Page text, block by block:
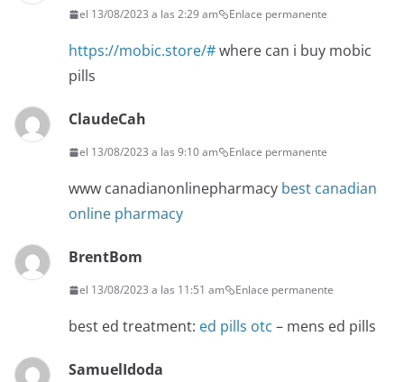
el 13/08/2023 a las 2:29 am Enlace permanente
https://mobic.store/#where can i buy mobic
pills
ClaudeCah
el 13/08/2023 a las 9:10 am Enlace permanente
www canadianonlinepharmacy best canadian
online pharmacy
BrentBom
el 13/08/2023 a las 11:51 am Enlace permanente
best ed treatment: ed pills otc – mens ed pills
SamuelIdoda